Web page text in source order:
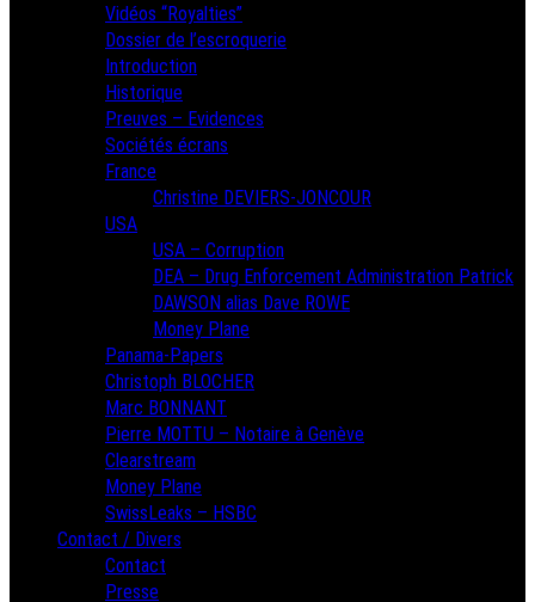
Vidéos “Royalties”
Dossier de l’escroquerie
Introduction
Historique
Preuves – Evidences
Sociétés écrans
France
Christine DEVIERS-JONCOUR
USA
USA – Corruption
DEA – Drug Enforcement Administration Patrick
DAWSON alias Dave ROWE
Money Plane
Panama-Papers
Christoph BLOCHER
Marc BONNANT
Pierre MOTTU – Notaire à Genève
Clearstream
Money Plane
SwissLeaks – HSBC
Contact / Divers
Contact
Presse